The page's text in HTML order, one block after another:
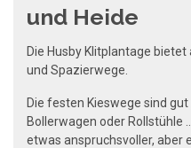
und Heide
Die Husby Klitplantage
und Spazierwege.
Die festen Kieswege sind
Bollerwagen oder Rollstühle
etwas anspruchsvoller, aber